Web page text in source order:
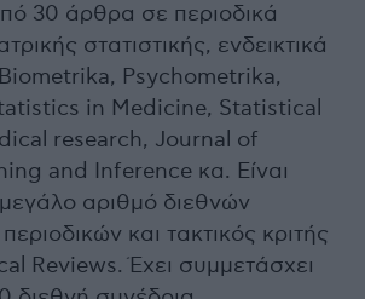
30 άρθρα σε περιοδικά
στατιστικής, ενδεικτικά
Psychometrika,
in Medicine, Statistical
research, Journal of
and Inference κα. Είναι
αριθμό διεθνών
και τακτικός κριτής
Reviews. Έχει συμμετάσχει